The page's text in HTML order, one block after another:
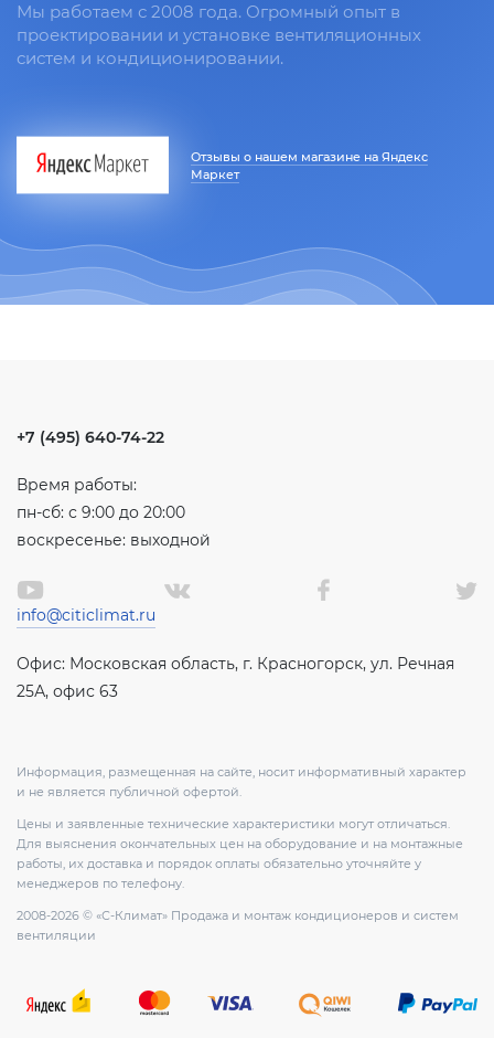
Мы работаем с 2008 года. Огромный опыт в
проектировании и установке вентиляционных
систем и кондиционировании.
Отзывы о нашем магазине на Яндекс
Маркет
+7 (495) 640-74-22
Время работы:
пн-сб: с 9:00 до 20:00
воскресенье: выходной
info@citiclimat.ru
Офис: Московская область, г. Красногорск, ул. Речная
25А, офис 63
Информация, размещенная на сайте, носит информативный характер
и не является публичной офертой.
Цены и заявленные технические характеристики могут отличаться.
Для выяснения окончательных цен на оборудование и на монтажные
работы, их доставка и порядок оплаты обязательно уточняйте у
менеджеров по телефону.
2008-2026 © «С-Климат» Продажа и монтаж кондиционеров и систем
вентиляции